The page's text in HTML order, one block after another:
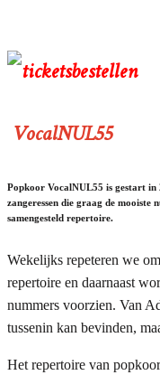
VocalNUL55
Popkoor VocalNUL55 is gestart in
zangeressen die graag de mooiste
samengesteld repertoire.
Wekelijks repeteren we
repertoire en daarnaast
nummers voorzien. Van
tussenin kan bevinden,
Het repertoire van